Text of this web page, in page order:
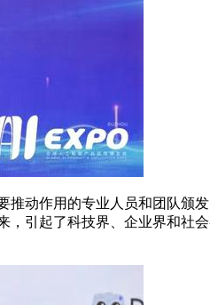
作用的专业人员和团队颁发
引起了科技界、企业界和社